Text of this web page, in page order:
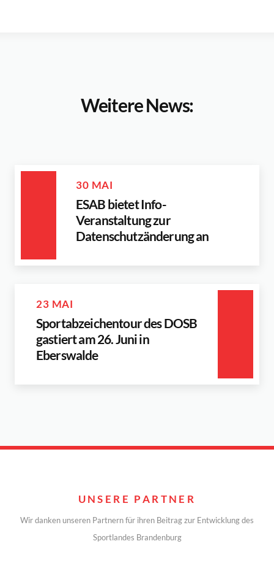
Weitere News:
30 MAI
ESAB bietet Info-
Veranstaltung zur
Datenschutzänderung an
23 MAI
Sportabzeichentour des DOSB
gastiert am 26. Juni in
Eberswalde
UNSERE PARTNER
Wir danken unseren Partnern für ihren Beitrag zur Entwicklung des
Sportlandes Brandenburg